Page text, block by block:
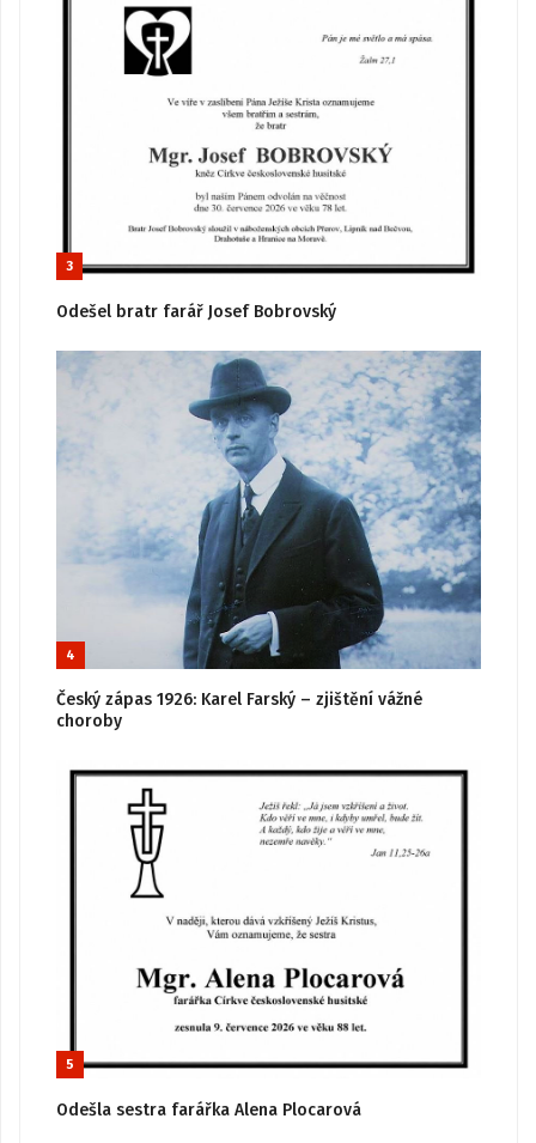
3
Odešel bratr farář Josef Bobrovský
4
Český zápas 1926: Karel Farský – zjištění vážné
choroby
5
Odešla sestra farářka Alena Plocarová